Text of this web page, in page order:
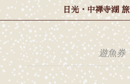
日光・中禅寺湖
遊魚券